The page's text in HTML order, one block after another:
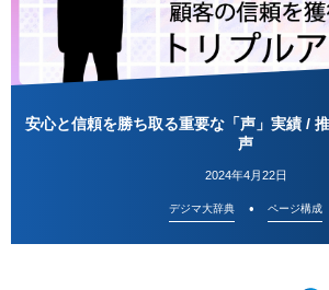
安心と信頼を勝ち取る重要な「声」実績 /
声
2024年4月22日
デジマ大辞典 ページ構成